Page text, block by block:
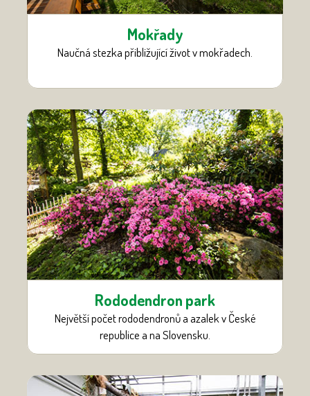
Mokřady
Naučná stezka přibližující život v mokřadech.
Rododendron park
Největší počet rododendronů a azalek v České
republice a na Slovensku.